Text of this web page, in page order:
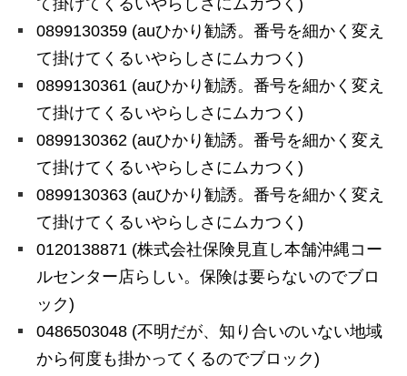
て掛けてくるいやらしさにムカつく)
0899130359 (auひかり勧誘。番号を細かく変え
て掛けてくるいやらしさにムカつく)
0899130361 (auひかり勧誘。番号を細かく変え
て掛けてくるいやらしさにムカつく)
0899130362 (auひかり勧誘。番号を細かく変え
て掛けてくるいやらしさにムカつく)
0899130363 (auひかり勧誘。番号を細かく変え
て掛けてくるいやらしさにムカつく)
0120138871 (株式会社保険見直し本舗沖縄コー
ルセンター店らしい。保険は要らないのでブロ
ック)
0486503048 (不明だが、知り合いのいない地域
から何度も掛かってくるのでブロック)